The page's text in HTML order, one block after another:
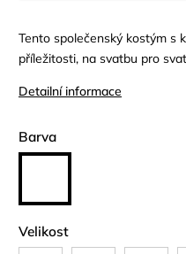
Tento společenský kostým s
příležitosti, na svatbu pro
Detailní informace
Barva
Velikost